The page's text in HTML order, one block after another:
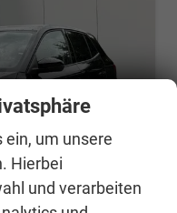
ein, um unsere
Hierbei
und verarbeiten